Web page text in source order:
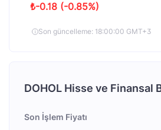
₺-0.18 (-0.85%)
Son güncelleme: 18:00:00 GMT+3
DOHOL Hisse ve Finansal
Son İşlem Fiyatı